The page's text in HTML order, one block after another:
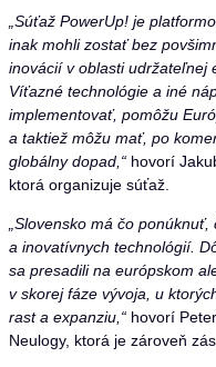
„Súťaž PowerUp! je
inak mohli zostať bez
inovácií v oblasti udržateľnej
Víťazné technológie a iné
implementovať, pomôžu
a taktiež môžu mať, po
globálny dopad,“ hovorí
ktorá organizuje súťaž.
„Slovensko má čo
a inovatívnych technológií.
sa presadili na európskom
v skorej fáze vývoja, u
rast a expanziu,“ hovorí
Neulogy, ktorá je zároveň